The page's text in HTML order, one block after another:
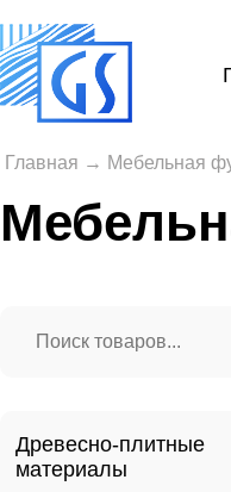
Главная → Мебельная
Древесно-плитные
материалы